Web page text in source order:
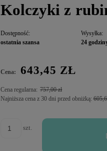
Kolczyki z
Dostępność:
ostatnia szansa
Wysyłka:
24
Cena: 643,45 ZŁ
Cena regularna: 757,00 zł
Najniższa cena z 30 dni przed obniżką:
szt.